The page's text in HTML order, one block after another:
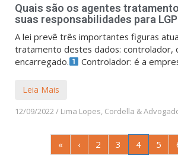
Quais são os agentes
suas responsabilidades para
A lei prevê três importantes figuras
tratamento destes dados: controlador,
encarregado.
Controlador: é a
Leia Mais
12/09/2022/ Lima Lopes, Cordella &
« ‹ 2 3 4 5